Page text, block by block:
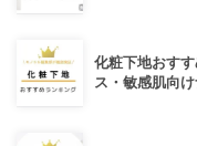
化粧下地おす
ス・敏感肌向